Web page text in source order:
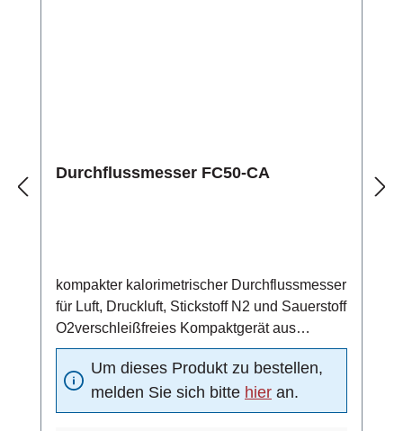
Durchflussmesser FC50-CA
kompakter kalorimetrischer Durchflussmesser
für Luft, Druckluft, Stickstoff N2 und Sauerstoff
O2verschleißfreies Kompaktgerät aus
Edelstahl 1.4571 (Standardmaterial)4 ... 20
mA Analogausgang (4 mA = 0 m/s, 20 mA =
Funktionsbereichsendwert)Schaltausgang:
Strömungsschaltpunkt unabhängig von der
Um dieses Produkt zu bestellen,
melden Sie sich bitte hier an.